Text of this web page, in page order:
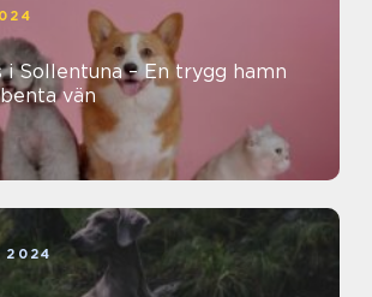
i Sollentuna – En trygg hamn
vän
2024